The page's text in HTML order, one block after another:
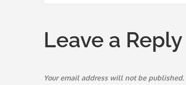
Leave a Reply
Your email address will not be published.